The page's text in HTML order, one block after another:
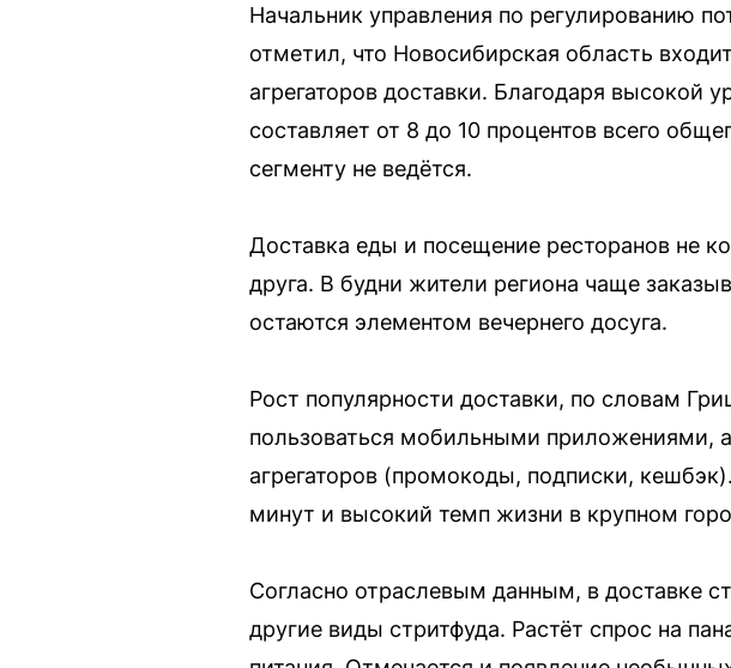
Начальник управления по регулированию
отметил, что Новосибирская область
агрегаторов доставки. Благодаря высокой
составляет от 8 до 10 процентов всего
сегменту не ведётся.
Доставка еды и посещение ресторанов не
друга. В будни жители региона чаще
остаются элементом вечернего досуга.
Рост популярности доставки, по словам
пользоваться мобильными приложениями,
агрегаторов (промокоды, подписки,
минут и высокий темп жизни в крупном
Согласно отраслевым данным, в доставке
другие виды стритфуда. Растёт спрос на